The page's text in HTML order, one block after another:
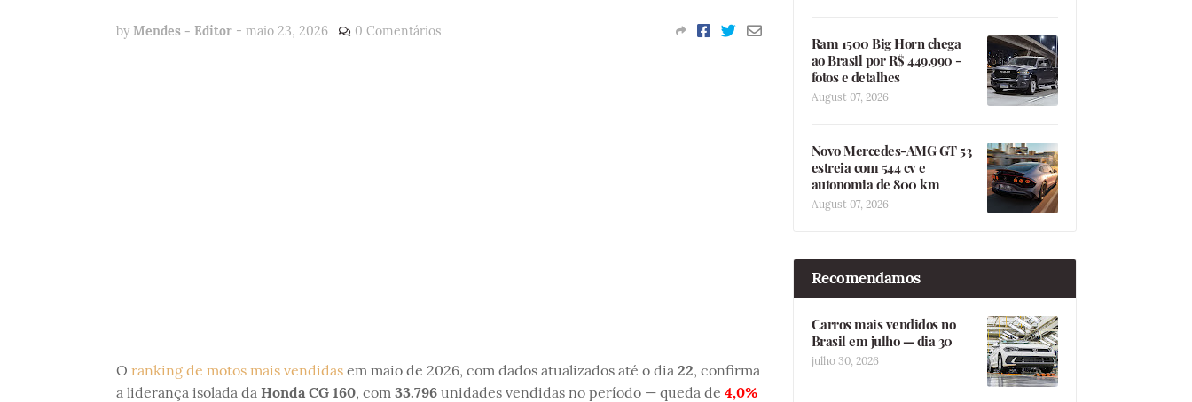
by Mendes - Editor - maio 23, 2026 0 Comentários
O ranking de motos mais vendidasem maio de 2026, com dados atualizados até o dia 22, confirma
a liderança isolada da Honda CG 160, com 33.796unidades vendidas no período — queda de 4,0%
Ram 1500 Big Horn chega
ao Brasil por R$ 449.990 -
fotos e detalhes
August 07, 2026
Novo Mercedes-AMG GT 53
estreia com 544 cv e
autonomia de 800 km
August 07, 2026
Recomendamos
Carros mais vendidos no
Brasil em julho — dia 30
julho 30, 2026